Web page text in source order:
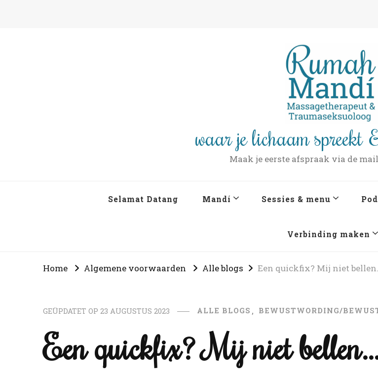
waar je lichaam spreekt
Maak je eerste afspraak via de
Selamat Datang Mandí Sessies & menu
Verbinding maken
Home Algemene voorwaarden Alle blogs Een quickfix? Mij niet
GEÜPDATET OP 23 AUGUSTUS 2023 ALLE BLOGS BEWUSTWORDING/
Een quickfix? Mij niet